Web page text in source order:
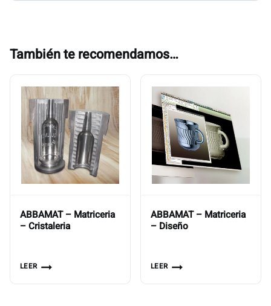
También te recomendamos…
ABBAMAT – Matriceria
– Cristaleria
LEER
ABBAMAT – Matriceria
– Diseño
LEER